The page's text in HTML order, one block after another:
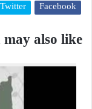
Facebook
Twitter
also like